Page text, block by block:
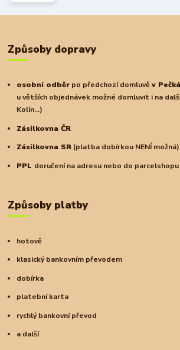
Způsoby dopravy
osobní odběr po předchozí domluvěv
u větších objednávek možné domluvit i na
Kolín...)
Zásilkovna ČR
Zásilkovna SR (platba dobírkou NENÍ možná)
PPL doručení na adresu nebo do parcelshopu
Způsoby platby
hotově
klasický bankovním převodem
dobírka
platební karta
rychlý bankovní převod
a další